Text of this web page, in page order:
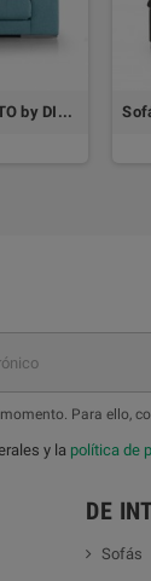
Sofá de 2 Plazas TRENTO by DIVANI
Para ello,
y la política de
DE
Sofás